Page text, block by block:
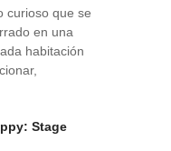
curioso que se
en una
habitación
Stage